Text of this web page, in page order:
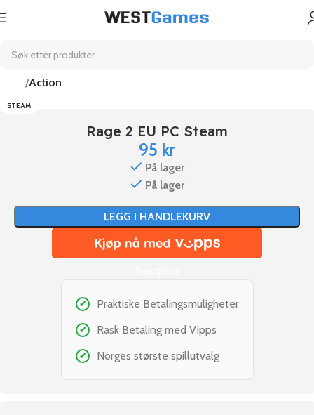
Action
STEAM
Rage 2 EU PC Steam
95 kr
På lager
På lager
LEGG I HANDLEKURV
✔ Praktiske Betalingsmuligheter
✔ Rask Betaling med Vipps
✔ Norges største spillutvalg